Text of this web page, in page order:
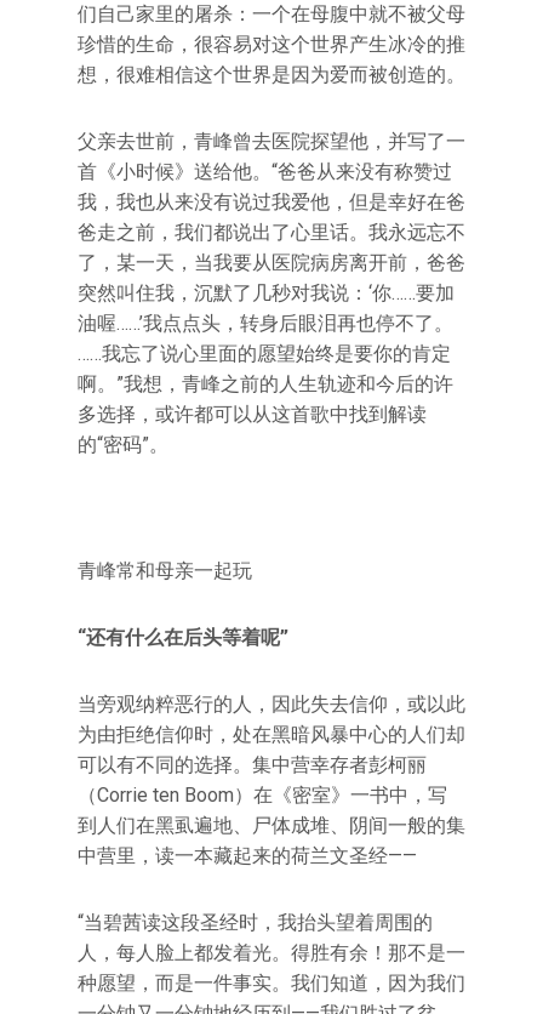
们自己家里的屠杀：一个在母腹中就不被父母
珍惜的生命，很容易对这个世界产生冰冷的推
想，很难相信这个世界是因为爱而被创造的。
父亲去世前，青峰曾去医院探望他，并写了一
首《小时候》送给他。“爸爸从来没有称赞过
我，我也从来没有说过我爱他，但是幸好在爸
爸走之前，我们都说出了心里话。我永远忘不
了，某一天，当我要从医院病房离开前，爸爸
突然叫住我，沉默了几秒对我说：‘你……要加
油喔……’我点点头，转身后眼泪再也停不了。
……我忘了说心里面的愿望始终是要你的肯定
啊。”我想，青峰之前的人生轨迹和今后的许
多选择，或许都可以从这首歌中找到解读
的“密码”。
青峰常和母亲一起玩
“还有什么在后头等着呢”
当旁观纳粹恶行的人，因此失去信仰，或以此
为由拒绝信仰时，处在黑暗风暴中心的人们却
可以有不同的选择。集中营幸存者彭柯丽
（Corrie ten Boom）在《密室》一书中，写
到人们在黑虱遍地、尸体成堆、阴间一般的集
中营里，读一本藏起来的荷兰文圣经——
“当碧茜读这段圣经时，我抬头望着周围的
人，每人脸上都发着光。得胜有余！那不是一
种愿望，而是一件事实。我们知道，因为我们